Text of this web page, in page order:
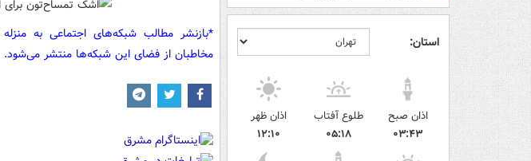
استان:
اذان صبح
۰۳:۴۳
طلوع آفتاب
۰۵:۱۸
اذان ظهر
۱۲:۱۰
*بازنشر مطالب شبکه‌های اجتماعی به
مخاطبان از فضای این شبکه‌ها منتشر می‌شود.